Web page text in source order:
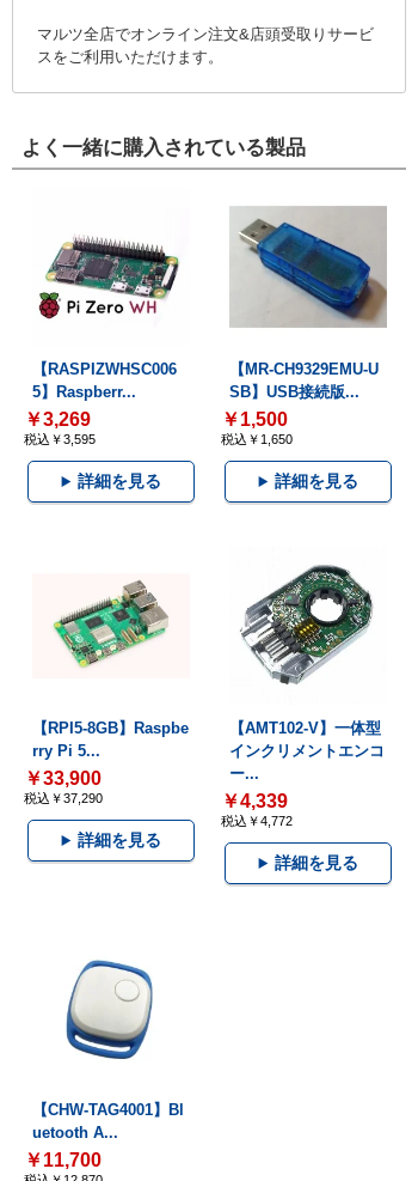
マルツ全店でオンライン注文&店頭受取りサービ
スをご利用いただけます。
よく一緒に購入されている製品
【RASPIZWHSC006
5】Raspberr...
￥3,269
税込￥3,595
詳細を見る
【MR-CH9329EMU-U
SB】USB接続版...
￥1,500
税込￥1,650
詳細を見る
【RPI5-8GB】Raspbe
rry Pi 5...
￥33,900
税込￥37,290
詳細を見る
【AMT102-V】一体型
インクリメントエンコ
ー...
￥4,339
税込￥4,772
詳細を見る
【CHW-TAG4001】Bl
uetooth A...
￥11,700